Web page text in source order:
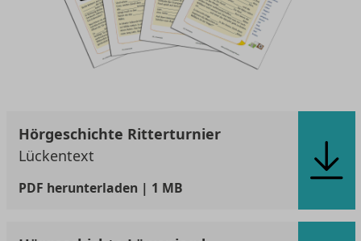
Hörgeschichte Ritterturnier
Lückentext
PDF herunterladen | 1 MB